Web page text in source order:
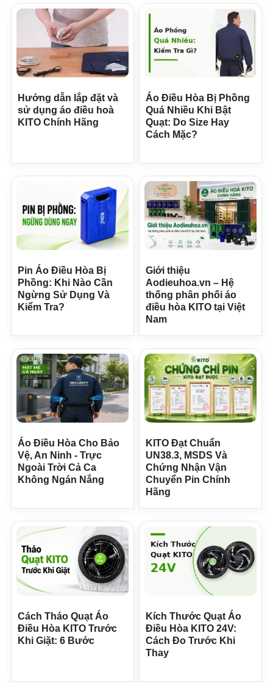
Hướng dẫn lắp đặt và
sử dụng áo điều hoà
KITO Chính Hãng
Áo Điều Hòa Bị Phồng
Quá Nhiều Khi Bật
Quạt: Do Size Hay
Cách Mặc?
Pin Áo Điều Hòa Bị
Phồng: Khi Nào Cần
Ngừng Sử Dụng Và
Kiểm Tra?
Giới thiệu
Aodieuhoa.vn – Hệ
thống phân phối áo
điều hòa KITO tại Việt
Nam
Áo Điều Hòa Cho Bảo
Vệ, An Ninh - Trực
Ngoài Trời Cả Ca
Không Ngán Nắng
KITO Đạt Chuẩn
UN38.3, MSDS Và
Chứng Nhận Vận
Chuyển Pin Chính
Hãng
Cách Tháo Quạt Áo
Điều Hòa KITO Trước
Khi Giặt: 6 Bước
Kích Thước Quạt Áo
Điều Hòa KITO 24V:
Cách Đo Trước Khi
Thay